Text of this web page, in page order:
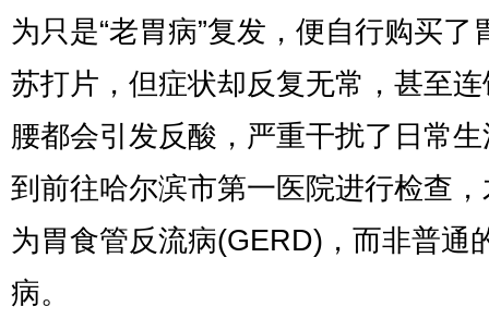
为只是“老胃病”复发，便自行购买了
苏打片，但症状却反复无常，甚至
腰都会引发反酸，严重干扰了日常
到前往哈尔滨市第一医院进行检查
为胃食管反流病(GERD)，而非普通
病。